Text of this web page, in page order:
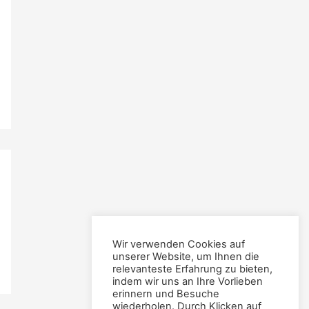
Wir verwenden Cookies auf
unserer Website, um Ihnen die
relevanteste Erfahrung zu bieten,
indem wir uns an Ihre Vorlieben
erinnern und Besuche
wiederholen. Durch Klicken auf